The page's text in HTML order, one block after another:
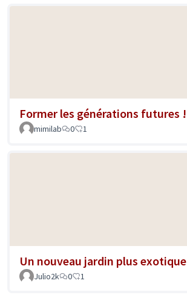
Former les générations futures !
mimilab
0 1
Un nouveau jardin plus exotique
Julio2k
0 1